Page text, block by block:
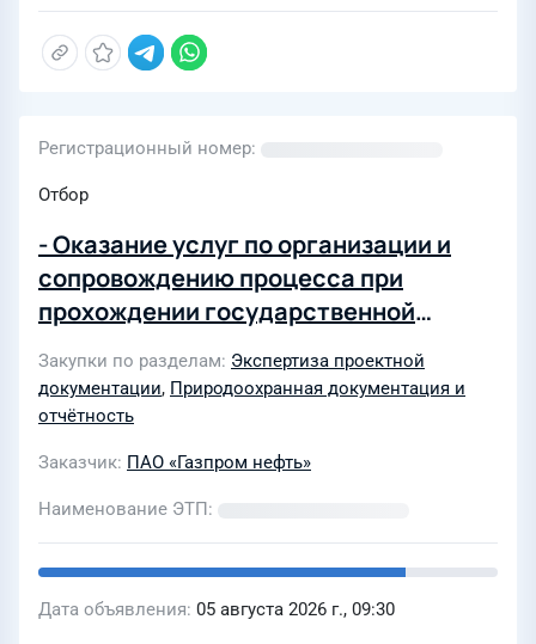
Регистрационный номер
Отбор
- Оказание услуг по организации и
сопровождению процесса при
прохождении государственной
проектной документации для
объектов капитального
коммерческой деятельности ООО
«Газпромнефть-Снабжение»
Закупки по разделам Экспертиза проектной
документации, Природоохранная документация и
отчётность
Заказчик ПАО «Газпром нефть»
Наименование ЭТП
Дата объявления 05 августа 2026 г., 09:30